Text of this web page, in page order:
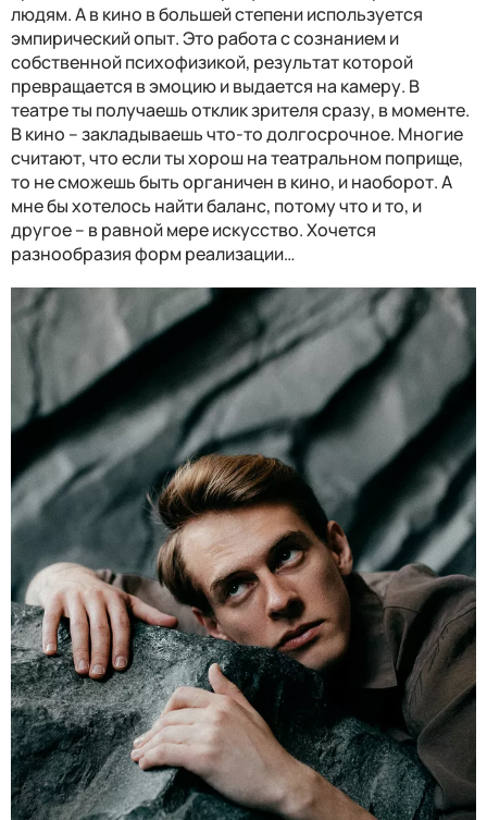
людям. А в кино в большей степени используется
эмпирический опыт. Это работа с сознанием и
собственной психофизикой, результат которой
превращается в эмоцию и выдается на камеру. В
театре ты получаешь отклик зрителя сразу, в моменте.
В кино – закладываешь что-то долгосрочное. Многие
считают, что если ты хорош на театральном поприще,
то не сможешь быть органичен в кино, и наоборот. А
мне бы хотелось найти баланс, потому что и то, и
другое – в равной мере искусство. Хочется
разнообразия форм реализации…